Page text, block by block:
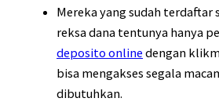
Mereka yang sudah terdaftar
reksa dana tentunya hanya
deposito online dengan
bisa mengakses segala
dibutuhkan.